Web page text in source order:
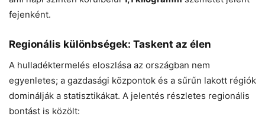
fejenként.
Regionális különbségek: Taskent az élen
A hulladéktermelés eloszlása az országban nem
egyenletes; a gazdasági központok és a sűrűn lakott régiók
dominálják a statisztikákat. A jelentés részletes regionális
bontást is közölt: